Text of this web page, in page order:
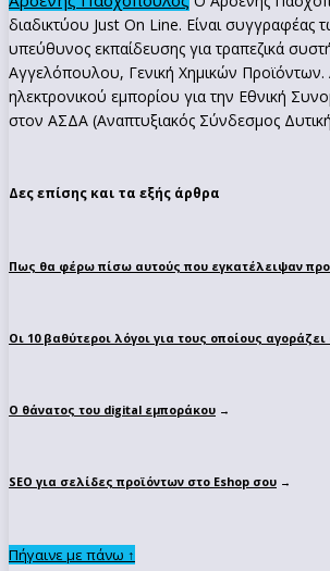
διαδικτύου Just On Line. Είναι συγγραφέας
υπεύθυνος εκπαίδευσης για τραπεζικά
Αγγελόπουλου, Γενική Χημικών Προϊόντων.
ηλεκτρονικού εμπορίου για την Εθνική
στον ΑΣΔΑ (Αναπτυξιακός Σύνδεσμος
Δες επίσης και τα εξής άρθρα
Πως θα φέρω πίσω αυτούς που εγκατέλειψαν
Οι 10 βαθύτεροι λόγοι για τους οποίους
Ο θάνατος του digital εμποράκου →
SEO για σελίδες προϊόντων στο Eshop σου →
Πήγαινε με πάνω ↑